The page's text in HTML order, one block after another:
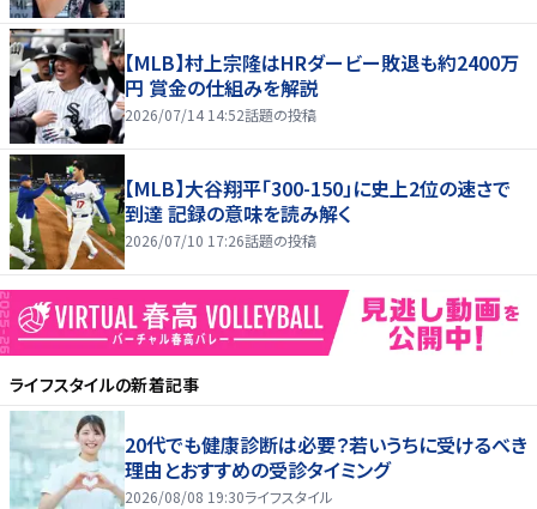
【MLB】村上宗隆はHRダービー敗退も約2400万
円 賞金の仕組みを解説
2026/07/14 14:52話題の投稿
【MLB】大谷翔平「300-150」に史上2位の速さで
到達 記録の意味を読み解く
2026/07/10 17:26話題の投稿
ライフスタイルの新着記事
20代でも健康診断は必要？若いうちに受けるべき
理由とおすすめの受診タイミング
2026/08/08 19:30ライフスタイル